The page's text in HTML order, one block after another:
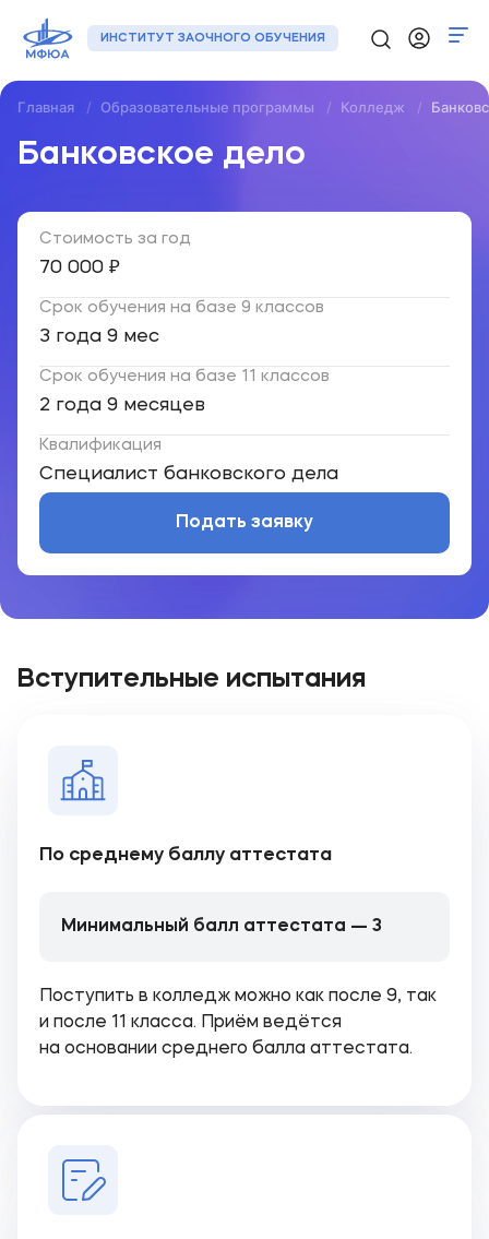
ИНСТИТУТ ЗАОЧНОГО ОБУЧЕНИЯ
Контакты
Подать заявку
Главная Образовательные программы Колледж
Банковское дело
Стоимость за год
70 000 ₽
Срок обучения на базе 9 классов
3 года 9 мес
Срок обучения на базе 11 классов
2 года 9 месяцев
Квалификация
Специалист банковского дела
Подать заявку
Вступительные испытания
По среднему баллу аттестата
Минимальный балл аттестата — 3
Поступить в колледж можно как после 9, так
и после 11 класса. Приём ведётся
на основании среднего балла аттестата.